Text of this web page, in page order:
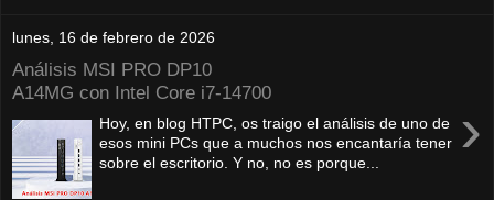
lunes, 16 de febrero de 2026
Análisis MSI PRO DP10
A14MG con Intel Core i7-14700
›
Hoy, en blog HTPC, os traigo el análisis de uno de
esos mini PCs que a muchos nos encantaría tener
sobre el escritorio. Y no, no es porque...